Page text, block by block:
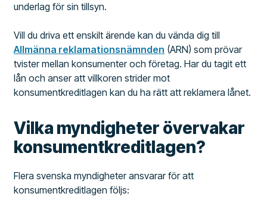
underlag för sin tillsyn.
Vill du driva ett enskilt ärende kan du vända dig till
Allmänna reklamationsnämnden (ARN) som prövar
tvister mellan konsumenter och företag. Har du tagit ett
lån och anser att villkoren strider mot
konsumentkreditlagen kan du ha rätt att reklamera lånet.
Vilka myndigheter övervakar
konsumentkreditlagen?
Flera svenska myndigheter ansvarar för att
konsumentkreditlagen följs: